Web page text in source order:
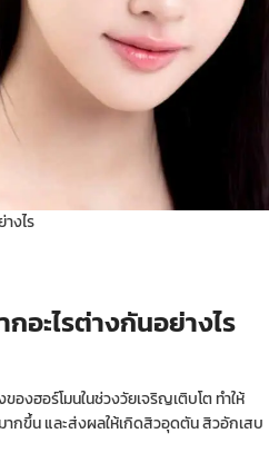
งไร
อะไรต่างกันอย่างไร
องฮอร์โมนในช่วงวัยเจริญเติบโต ทำให้
กขึ้น และส่งผลให้เกิดสิวอุดตัน สิวอักเสบ